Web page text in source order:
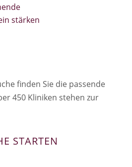
stärken
finden Sie die passende
450 Kliniken stehen zur
STARTEN